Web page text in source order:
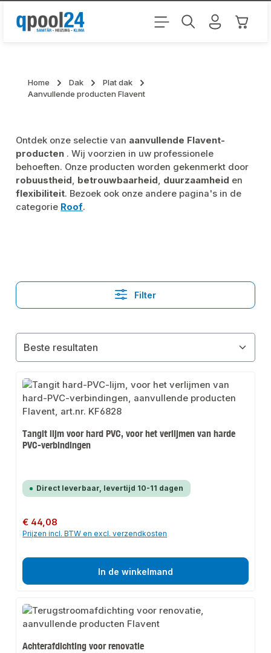
Ga naar de hoofdinhoud
Home Dak
Plat dak
Aanvullende producten Flavent
Ontdek onze selectie van aanvullende Flavent-
producten . Wij voorzien in uw professionele
behoeften. Onze producten worden gekenmerkt door
robuustheid, betrouwbaarheid, duurzaamheid en
flexibiliteit. Bezoek ook onze andere pagina's in de
categorie Roof.
Filter
Tangit lijm voor hard PVC, voor het verlijmen van harde
PVC-verbindingen
Direct leverbaar, levertijd 10-11 dagen
Normale prijs:
€ 44,08
Prijzen incl. BTW en excl. verzendkosten
In de winkelmand
Achterafdichting voor renovatie